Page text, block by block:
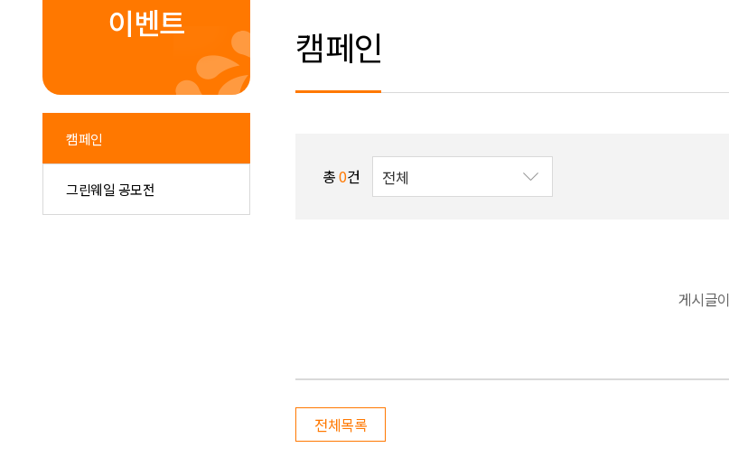
이벤트
캠페인
그린웨일 공모전
캠페인
총0건
게시글
전체목록